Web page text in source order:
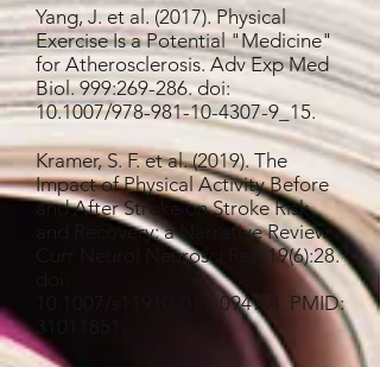
Yang, J. et al. (2017). Physical
Exercise Is a Potential "Medicine"
for Atherosclerosis. Adv Exp Med
Biol. 999:269-286. doi:
10.1007/978-981-10-4307-9_15.
Kramer, S. F. et al. (2019). The
Impact of Physical Activity Before
and After Stroke on Stroke Risk
and Recovery: a Narrative Review.
Curr Neurol Neurosci Rep 19(6):28.
10.1007/s11910-019-0949-4. PMID:
31011851